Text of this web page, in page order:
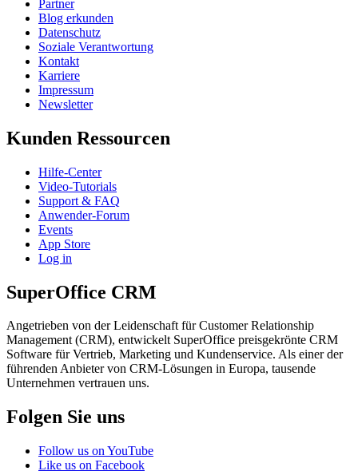
Partner
Blog erkunden
Datenschutz
Soziale Verantwortung
Kontakt
Karriere
Impressum
Newsletter
Kunden Ressourcen
Hilfe-Center
Video-Tutorials
Support & FAQ
Anwender-Forum
Events
App Store
Log in
SuperOffice CRM
Angetrieben von der Leidenschaft für Customer Relationship
Management (CRM), entwickelt SuperOffice preisgekrönte CRM
Software für Vertrieb, Marketing und Kundenservice. Als einer der
führenden Anbieter von CRM-Lösungen in Europa, tausende
Unternehmen vertrauen uns.
Folgen Sie uns
Follow us on YouTube
Like us on Facebook